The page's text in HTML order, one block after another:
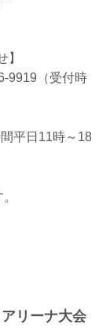
】
9919（受付時
平日11時～18
リーナ大会